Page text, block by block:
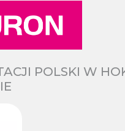
POLSKI W